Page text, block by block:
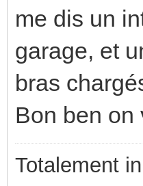
me dis un
garage, et
bras
Bon ben on
Totalement